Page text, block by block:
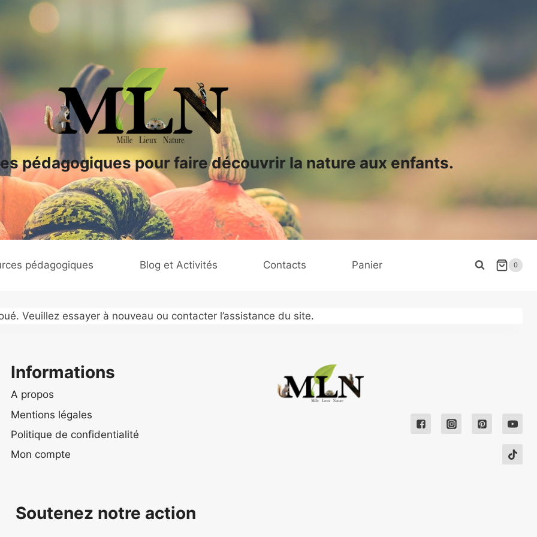
pédagogiques pour faire découvrir la nature aux enfants.
pédagogiques Blog et Activités Contacts Panier 0
Veuillez essayer à nouveau ou contacter l’assistance du site.
Informations
A propos
Mentions légales
Politique de confidentialité
Mon compte
Soutenez notre action